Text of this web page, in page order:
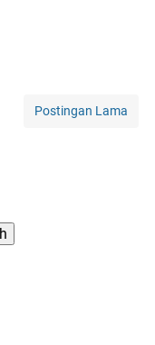
Postingan Lama